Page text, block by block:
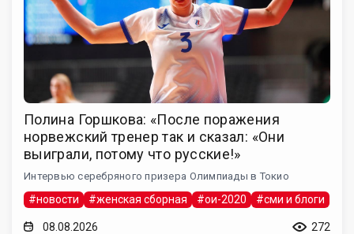
Полина Горшкова: «После поражения
норвежский тренер так и сказал: «Они
выиграли, потому что русские!»
Интервью серебряного призера Олимпиады в Токио
#новости #женская сборная #ои-2020 #сми и блоги
08.08.2026 272